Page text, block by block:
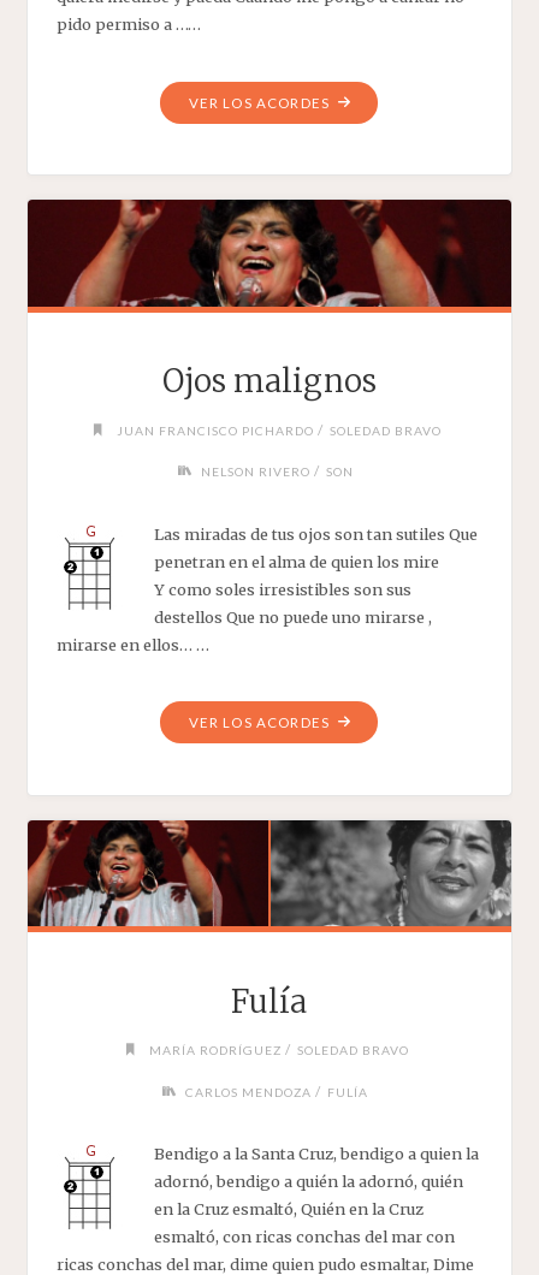
pido permiso a ……
VER LOS ACORDES"ZUMBA
Ojos malignos
JUAN FRANCISCO PICHARDO / SOLEDAD BRAVO
NELSON RIVERO / SON
Las miradas de tus ojos son tan sutiles Que
penetran en el alma de quien los mire
Y como soles irresistibles son sus
destellos Que no puede uno mirarse ,
mirarse en ellos… …
VER LOS ACORDES"OJOS
Fulía
MARÍA RODRÍGUEZ / SOLEDAD BRAVO
CARLOS MENDOZA / FULÍA
Bendigo a la Santa Cruz, bendigo a quien la
adornó, bendigo a quién la adornó, quién
en la Cruz esmaltó, Quién en la Cruz
esmaltó, con ricas conchas del mar con
ricas conchas del mar, dime quien pudo esmaltar, Dime